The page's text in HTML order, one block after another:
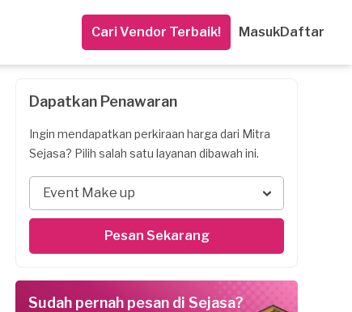
Cari Vendor Terbaik! MasukDaftar
Dapatkan Penawaran
Ingin mendapatkan perkiraan harga dari Mitra
Sejasa? Pilih salah satu layanan dibawah ini.
Event Make up
Pesan Sekarang
Sudah pernah pesan di Sejasa?